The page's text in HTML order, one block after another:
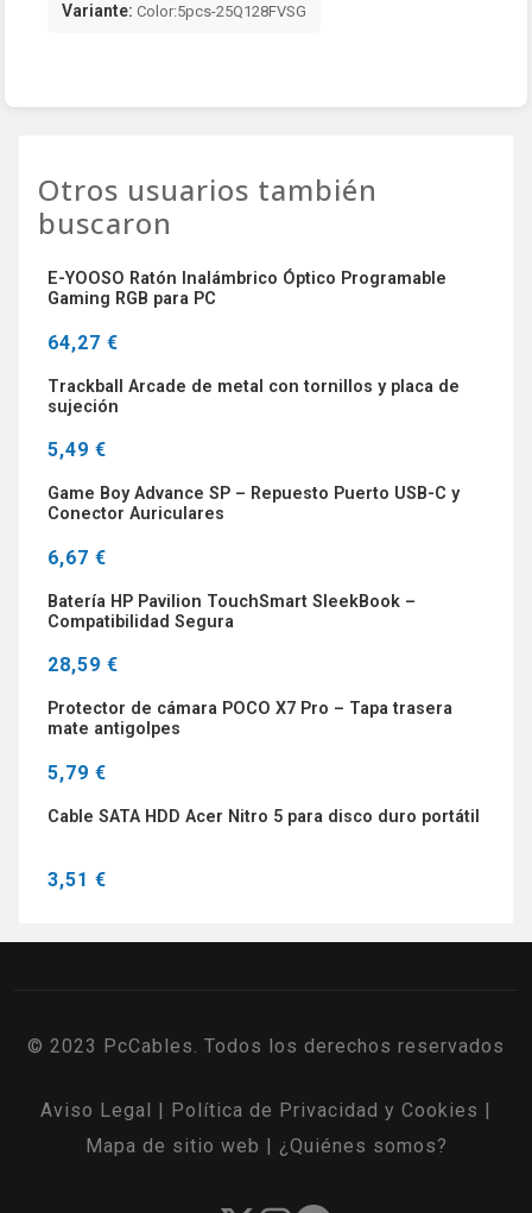
Variante: Color:5pcs-25Q128FVSG
Otros usuarios también
buscaron
E-YOOSO Ratón Inalámbrico Óptico Programable
Gaming RGB para PC
64,27 €
Trackball Arcade de metal con tornillos y placa de
sujeción
5,49 €
Game Boy Advance SP – Repuesto Puerto USB-C y
Conector Auriculares
6,67 €
Batería HP Pavilion TouchSmart SleekBook –
Compatibilidad Segura
28,59 €
Protector de cámara POCO X7 Pro – Tapa trasera
mate antigolpes
5,79 €
Cable SATA HDD Acer Nitro 5 para disco duro portátil
3,51 €
© 2023 PcCables. Todos los derechos reservados
Aviso Legal Política de Privacidad y Cookies
Mapa de sitio web
¿Quiénes somos?